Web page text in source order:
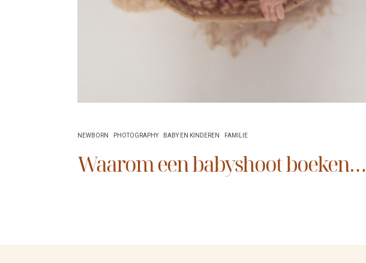
NEWBORN PHOTOGRAPHY BABY EN KINDEREN FAMILIE
Waarom een babyshoot boeken…